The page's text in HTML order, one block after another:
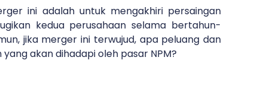
ini adalah untuk mengakhiri persaingan
kedua perusahaan selama bertahun-
jika merger ini terwujud, apa peluang dan
akan dihadapi oleh pasar NPM?